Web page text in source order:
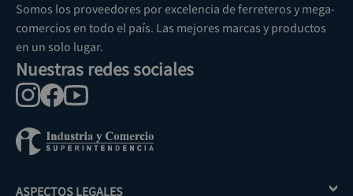
Somos los proveedores por excelencia de ferreteros y mega-
comercios en todo el país. Las mejores marcas y productos
en un solo lugar.
Nuestras redes sociales
ASPECTOS LEGALES +